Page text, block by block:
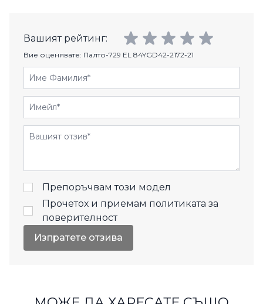
Вашият рейтинг:
Вие оценявате: Палто-729 EL 84YGD42-2172-21
Име Фамилия
Имейл
Отзиви
Препоръчвам този модел
Прочетох и приемам политиката за
поверителност
Изпратете отзива